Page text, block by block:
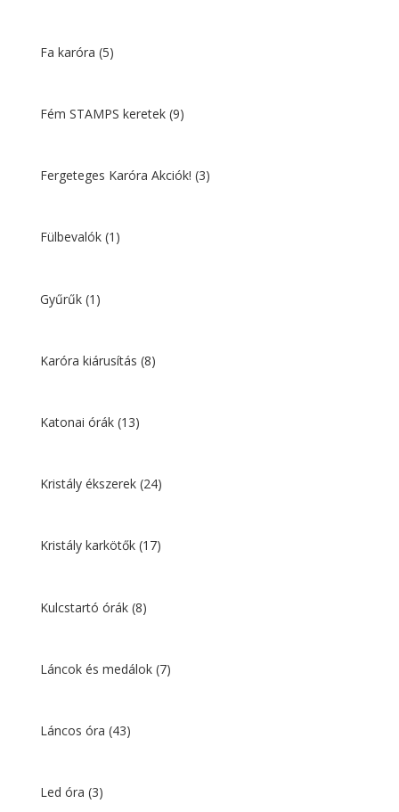
Fa karóra (5)
Fém STAMPS keretek (9)
Fergeteges Karóra Akciók! (3)
Fülbevalók (1)
Gyűrűk (1)
Karóra kiárusítás (8)
Katonai órák (13)
Kristály ékszerek (24)
Kristály karkötők (17)
Kulcstartó órák (8)
Láncok és medálok (7)
Láncos óra (43)
Led óra (3)